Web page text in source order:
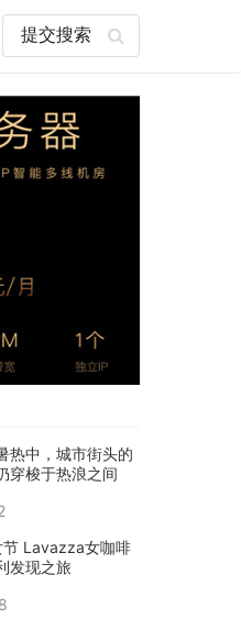
热中，城市街头的
穿梭于热浪之间
咖啡
发现之旅